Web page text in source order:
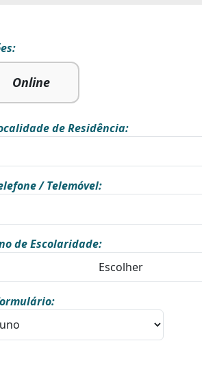
Online
de Residência:
/ Telemóvel:
de Escolaridade: